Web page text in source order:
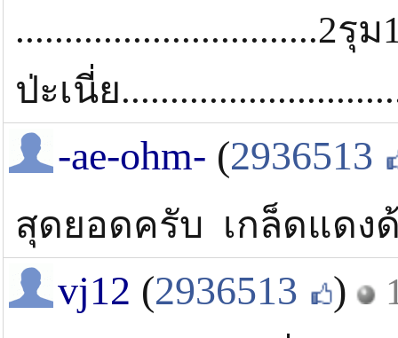
...............................2รุม
ป่ะเนี่ย
-ae-ohm- (2936513
สุดยอดครับ เกล็ดแดง
vj12 (2936513 )